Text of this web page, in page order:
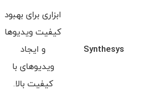
Synthesys
ابزاری برای بهبود
کیفیت ویدیوها
و ایجاد
ویدیوهای با
کیفیت بالا.